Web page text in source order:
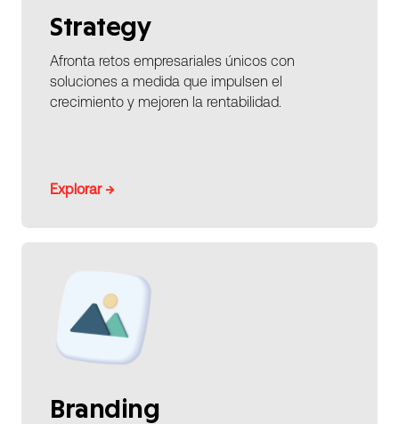
Strategy
Afronta retos empresariales únicos con
soluciones a medida que impulsen el
crecimiento y mejoren la rentabilidad.
Explorar →
Branding